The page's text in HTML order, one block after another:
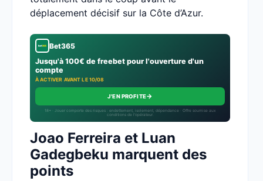
déplacement décisif sur la Côte d’Azur.
Bet365
Jusqu'à 100€ de freebet pour l'ouverture d'un
compte
À ACTIVER AVANT LE 10/08
J'EN PROFITE→
18+ · Jouer comporte des risques : endettement, isolement, dépendance · Offre soumise aux
conditions de l’opérateur.
Joao Ferreira et Luan
Gadegbeku marquent des
points